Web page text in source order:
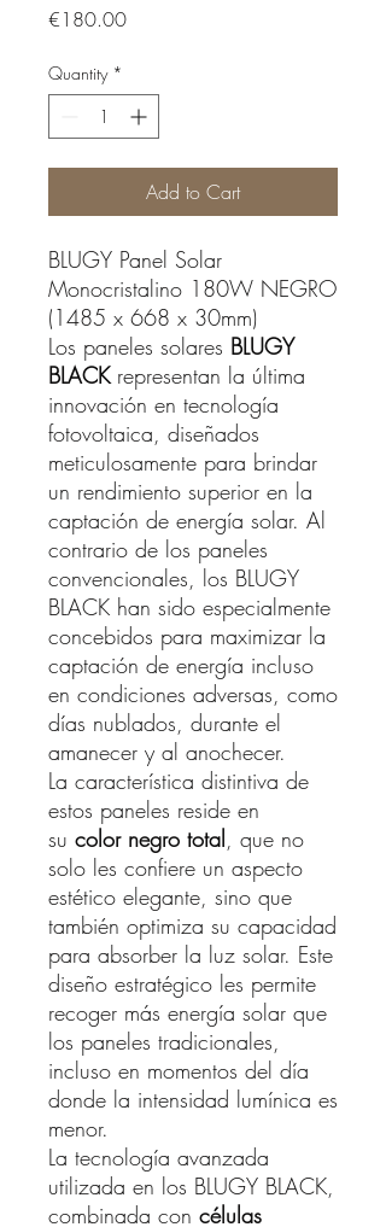
€180.00Price
Quantity *
Add to Cart
BLUGY Panel Solar
Monocristalino 180W NEGRO
(1485 x 668 x 30mm)
Los paneles solares BLUGY
BLACKrepresentan la última
innovación en tecnología
fotovoltaica, diseñados
meticulosamente para brindar
un rendimiento superior en la
captación de energía solar. Al
contrario de los paneles
convencionales, los BLUGY
BLACK han sido especialmente
concebidos para maximizar la
captación de energía incluso
en condiciones adversas, como
días nublados, durante el
amanecer y al anochecer.
La característica distintiva de
estos paneles reside en
su color negro total , que no
solo les confiere un aspecto
estético elegante, sino que
también optimiza su capacidad
para absorber la luz solar. Este
diseño estratégico les permite
recoger más energía solar que
los paneles tradicionales,
incluso en momentos del día
donde la intensidad lumínica es
menor.
La tecnología avanzada
utilizada en los BLUGY BLACK,
combinada con células